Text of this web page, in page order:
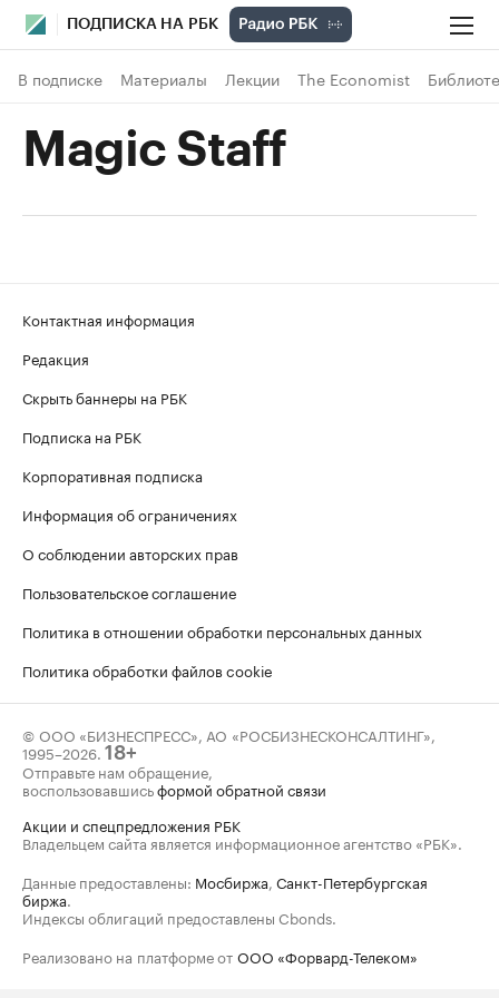
ПОДПИСКА НА РБК
В подписке Материалы Лекции The Economist
Magic Staff
Контактная информация
Редакция
Скрыть баннеры на РБК
Подписка на РБК
Корпоративная подписка
Информация об ограничениях
О соблюдении авторских прав
Пользовательское соглашение
Политика в отношении обработки персональных данных
Политика обработки файлов cookie
© ООО «БИЗНЕСПРЕСС», АО «РОСБИЗНЕСКОНСАЛТИНГ»,
1995–2026. 18+
Отправьте нам обращение,
воспользовавшисьформой обратной связи
Акции и спецпредложения РБК
Владельцем сайта является информационное агентство «РБК».
Данные предоставлены: Мосбиржа, Санкт-Петербургская
биржа.
Индексы облигаций предоставлены Cbonds.
Реализовано на платформе от ООО «Форвард-Телеком»